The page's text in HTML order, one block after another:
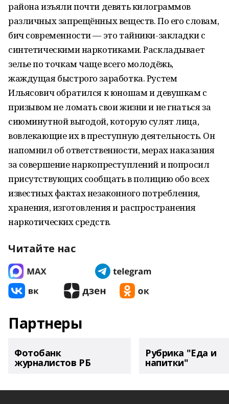
района изъяли почти девять килограммов
различных запрещённых веществ. По его словам,
бич современности — это тайники-закладки с
синтетическими наркотиками. Раскладывает
зелье по точкам чаще всего молодёжь,
жаждущая быстрого заработка. Рустем
Ильясович обратился к юношам и девушкам с
призывом не ломать свои жизни и не гнаться за
сиюминутной выгодой, которую сулят лица,
вовлекающие их в преступную деятельность. Он
напомнил об ответственности, мерах наказания
за совершение наркопреступлений и попросил
присутствующих сообщать в полицию обо всех
известных фактах незаконного потребления,
хранения, изготовления и распространения
наркотических средств.
Читайте нас
Партнеры
Фотобанк
журналистов РБ
Рубрика "Еда и
напитки"